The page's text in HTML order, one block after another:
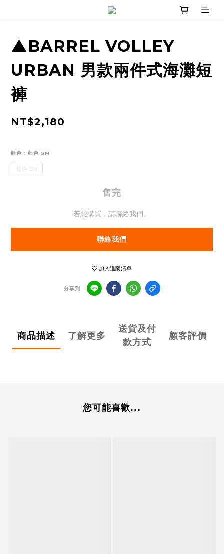
▲BARREL VOLLEY
URBAN 男款兩件式海灘短
褲
NT$2,180
顏色 : 藍色 SM
藍色 SM
售完
若想購買，請聯絡我們。
聯絡我們
加入追蹤清單
分享到
商品描述 了解更多
送貨及付
款方式
顧客評價
您可能喜歡...